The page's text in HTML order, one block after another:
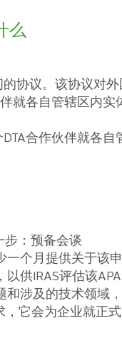
么
协议。该协议对外
伴就各自管辖区内
DTA合作伙伴就各
步：预备会谈
一个月提供关于该
供IRAS评估该
涉及的技术领域
，它会为企业就正